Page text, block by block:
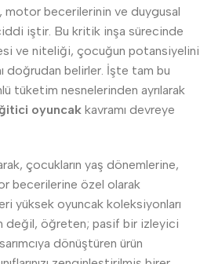
motor becerilerinin ve duygusal
iştir. Bu kritik inşa sürecinde
ve niteliği, çocuğun potansiyelini
doğrudan belirler. İşte tam bu
tüketim nesnelerinden ayrılarak
oyuncak kavramı devreye
çocukların yaş dönemlerine,
becerilerine özel olarak
yüksek oyuncak koleksiyonları
değil, öğreten; pasif bir izleyici
dönüştüren ürün